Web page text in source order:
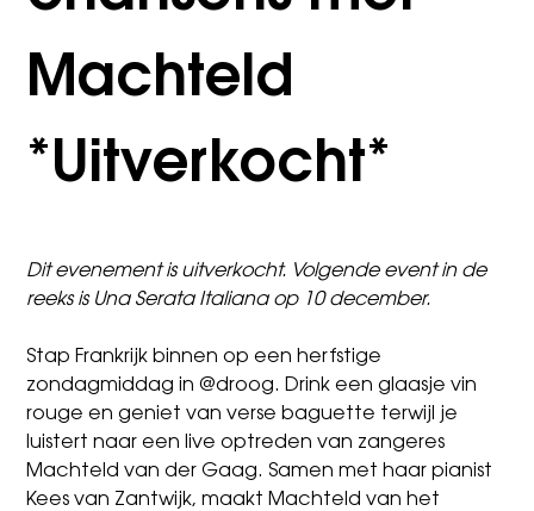
Machteld
*Uitverkocht*
Dit evenement is uitverkocht. Volgende event in de
reeks is Una Serata Italiana op 10 december.
Stap Frankrijk binnen op een herfstige
zondagmiddag in @droog. Drink een glaasje vin
rouge en geniet van verse baguette terwijl je
luistert naar een live optreden van zangeres
Machteld van der Gaag. Samen met haar pianist
Kees van Zantwijk, maakt Machteld van het